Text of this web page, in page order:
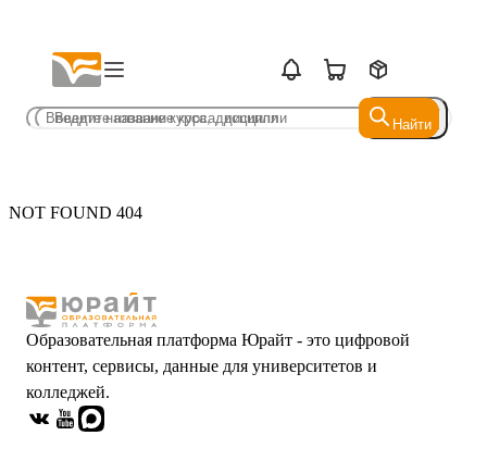
Найти
Найти
NOT FOUND 404
Образовательная платформа Юрайт - это цифровой
контент, сервисы, данные для университетов и
колледжей.